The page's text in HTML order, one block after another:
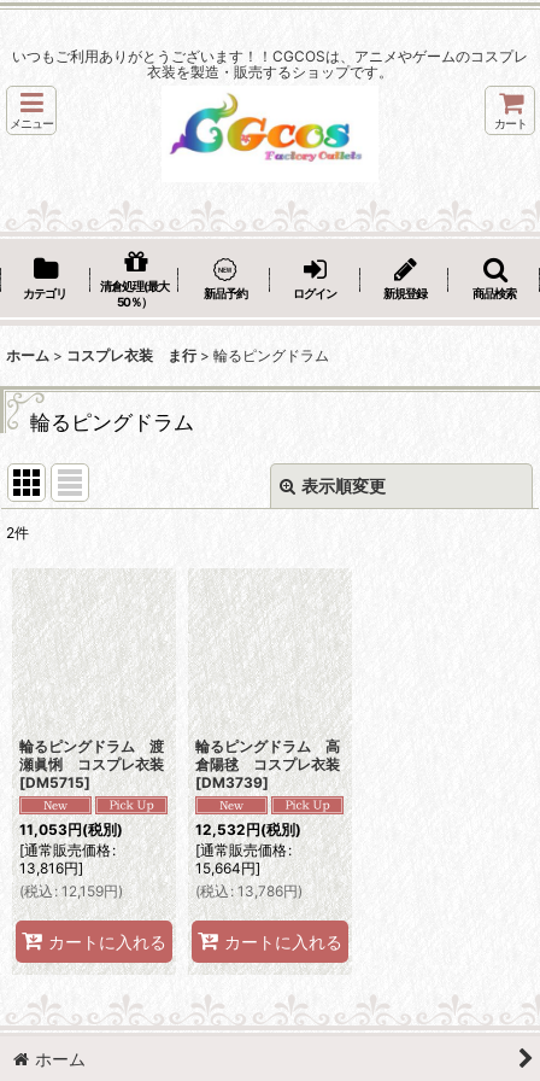
いつもご利用ありがとうございます！！CGCOSは、アニメやゲームのコスプレ
衣装を製造・販売するショップです。
メニュー カート
カテゴリ
清倉処理(最大
50％）
新品予約 ログイン 新規登録 商品検索
ホーム > コスプレ衣装 ま行 > 輪るピングドラム
輪るピングドラム
表示順変更
並び順:
絞り込む
2件
輪るピングドラム 渡
瀬眞悧 コスプレ衣装
[DM5715]
11,053円(税別)
[通常販売価格:
13,816円]
(税込: 12,159円)
カートに入れる
輪るピングドラム 高
倉陽毬 コスプレ衣装
[DM3739]
12,532円(税別)
[通常販売価格:
15,664円]
(税込: 13,786円)
カートに入れる
ホーム